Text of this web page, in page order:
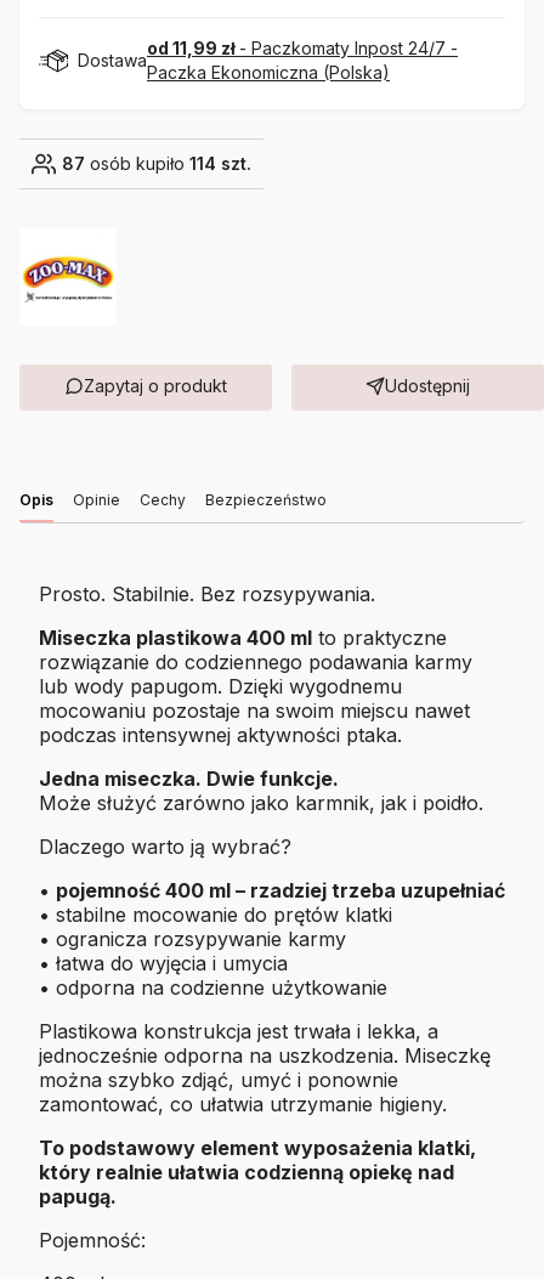
Dostawa
od 11,99 zł - Paczkomaty Inpost 24/7 -
Paczka Ekonomiczna (Polska)
87 osób kupiło 114 szt.
Zapytaj o produkt Udostępnij
Opis Opinie Cechy Bezpieczeństwo
Prosto. Stabilnie. Bez rozsypywania.
Miseczka plastikowa 400 ml to praktyczne
rozwiązanie do codziennego podawania karmy
lub wody papugom. Dzięki wygodnemu
mocowaniu pozostaje na swoim miejscu nawet
podczas intensywnej aktywności ptaka.
Jedna miseczka. Dwie funkcje.
Może służyć zarówno jako karmnik, jak i poidło.
Dlaczego warto ją wybrać?
• pojemność 400 ml – rzadziej trzeba uzupełniać
• stabilne mocowanie do prętów klatki
• ogranicza rozsypywanie karmy
• łatwa do wyjęcia i umycia
• odporna na codzienne użytkowanie
Plastikowa konstrukcja jest trwała i lekka, a
jednocześnie odporna na uszkodzenia. Miseczkę
można szybko zdjąć, umyć i ponownie
zamontować, co ułatwia utrzymanie higieny.
To podstawowy element wyposażenia klatki,
który realnie ułatwia codzienną opiekę nad
papugą.
Pojemność: